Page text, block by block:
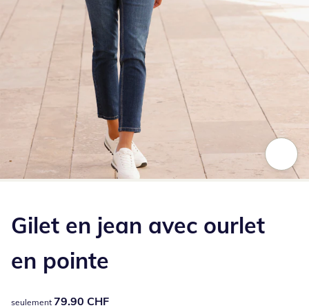
Gilet en jean avec ourlet
en pointe
79.90 CHF
seulement 79.90 CHF